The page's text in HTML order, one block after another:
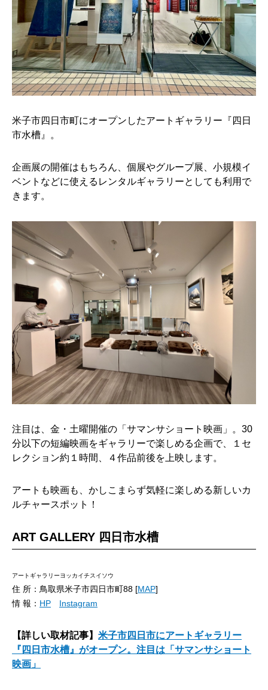
米子市四日市町にオープンしたアートギャラリー『四日
市水槽』。
企画展の開催はもちろん、個展やグループ展、小規模イ
ベントなどに使えるレンタルギャラリーとしても利用で
きます。
注目は、金・土曜開催の「サマンサショート映画」。30
分以下の短編映画をギャラリーで楽しめる企画で、１セ
レクション約１時間、４作品前後を上映します。
アートも映画も、かしこまらず気軽に楽しめる新しいカ
ルチャースポット！
ART GALLERY 四日市水槽
アートギャラリーヨッカイチスイソウ
住 所：鳥取県米子市四日市町88 [MAP]
情 報： HP Instagram
【詳しい取材記事】 米子市四日市にアートギャラリー
『四日市水槽』がオープン。注目は「サマンサショート
映画」